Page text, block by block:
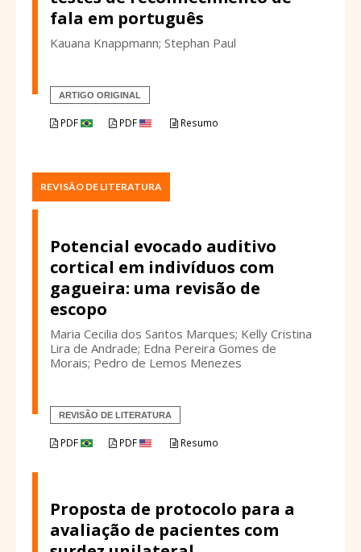
fala em português
Kauana Knappmann; Stephan Paul
ARTIGO ORIGINAL
PDF PDF Resumo
REVISÃO DE LITERATURA
Potencial evocado auditivo
cortical em indivíduos com
gagueira: uma revisão de
escopo
Maria Cecilia dos Santos Marques; Kelly Cristina
Lira de Andrade; Edna Pereira Gomes de
Morais; Pedro de Lemos Menezes
REVISÃO DE LITERATURA
PDF PDF Resumo
Proposta de protocolo para a
avaliação de pacientes com